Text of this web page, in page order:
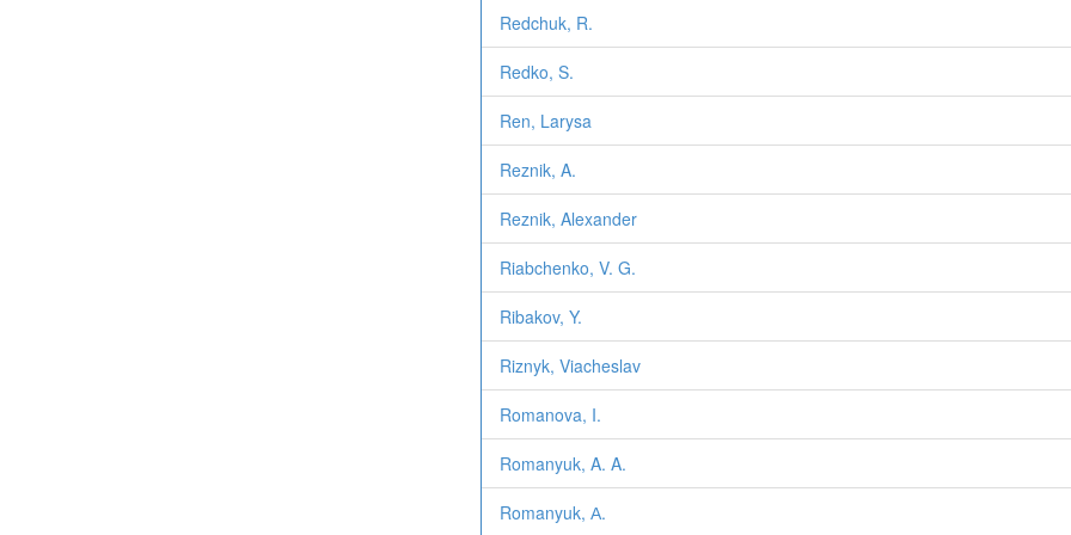
Redchuk, R.
Redko, S.
Ren, Larysa
Reznik, A.
Reznik, Alexander
Riabchenko, V. G.
Ribakov, Y.
Riznyk, Viacheslav
Romanova, I.
Romanyuk, A. A.
Romanyuk, А.